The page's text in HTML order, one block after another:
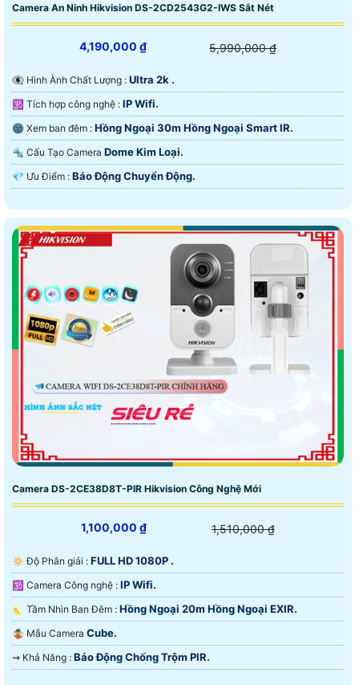
Camera An Ninh Hikvision DS-2CD2543G2-IWS Sắt Nét
4,190,000 ₫ 5,990,000 ₫
👁️‍🗨 Hình Ành Chất Lượng : Ultra 2k .
🕉️ Tích hợp công nghệ : IP Wifi.
🌚 Xem ban đêm : Hồng Ngoại 30m Hồng Ngoại Smart IR.
🔩 Cấu Tạo Camera Dome Kim Loại.
️💎 Ưu Điểm : Báo Động Chuyển Động.
Camera DS-2CE38D8T-PIR Hikvision Công Nghệ Mới
1,100,000 ₫ 1,510,000 ₫
🔅 Độ Phân giải : FULL HD 1080P .
🕉️ Camera Công nghệ : IP Wifi.
🌜 Tầm Nhìn Ban Đêm : Hồng Ngoại 20m Hồng Ngoại EXIR.
🤹 Mẫu Camera Cube.
️⇝ Khả Năng : Báo Động Chống Trộm PIR.